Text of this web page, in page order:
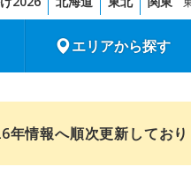
エリアから探す
年情報へ順次更新してお